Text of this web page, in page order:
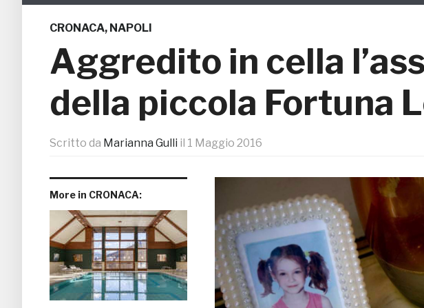
CRONACA, NAPOLI
Aggredito in cella
della piccola Fortuna
Scritto da Marianna Gulli il 1 Maggio 2016
More in CRONACA: